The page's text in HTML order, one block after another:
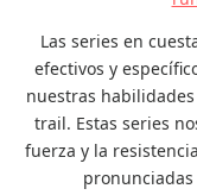
Las series en
efectivos y
nuestras
trail. Estas series
fuerza y la